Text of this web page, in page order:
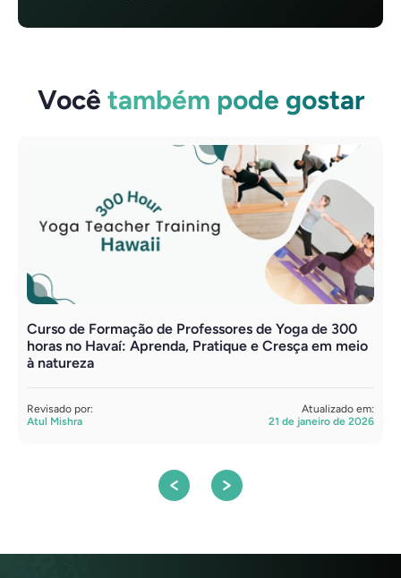
Você também pode gostar
Curso de Formação de Professores de Yoga de 300
horas no Havaí: Aprenda, Pratique e Cresça em meio
à natureza
Revisado por:
Atul Mishra
Atualizado em:
21 de janeiro de 2026